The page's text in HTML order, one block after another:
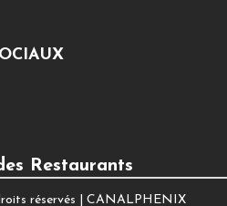
Restaurants
réservés | CANALPHENIX